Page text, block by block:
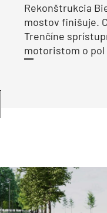
Rekonštrukcia
mostov finišuje.
Trenčíne
motoristom o pol